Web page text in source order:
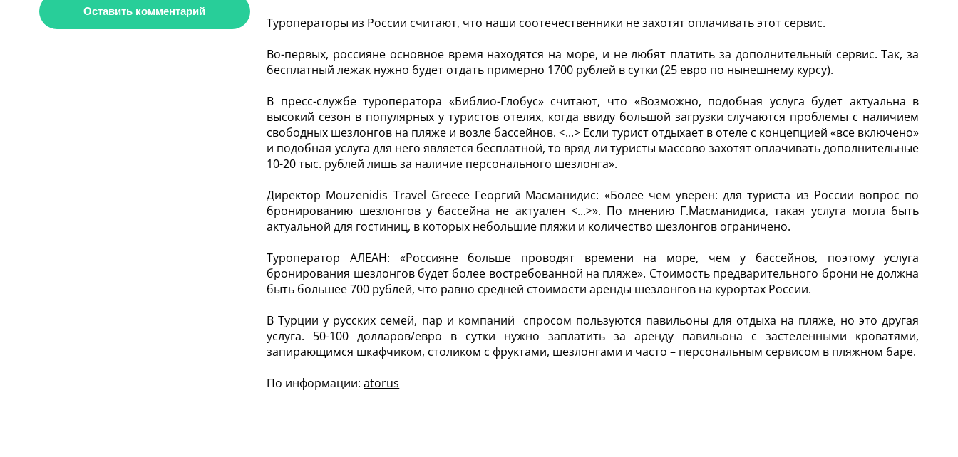
Оставить комментарий
Туроператоры из России считают, что наши соотечественники не захотят оплачивать этот сервис.
Во-первых, россияне основное время находятся на море, и не любят платить за дополнительный сервис. Так, за
бесплатный лежак нужно будет отдать примерно 1700 рублей в сутки (25 евро по нынешнему курсу).
В пресс-службе туроператора «Библио-Глобус» считают, что «Возможно, подобная услуга будет актуальна в
высокий сезон в популярных у туристов отелях, когда ввиду большой загрузки случаются проблемы с наличием
свободных шезлонгов на пляже и возле бассейнов. <...> Если турист отдыхает в отеле с концепцией «все включено»
и подобная услуга для него является бесплатной, то вряд ли туристы массово захотят оплачивать дополнительные
10-20 тыс. рублей лишь за наличие персонального шезлонга».
Директор Mouzenidis Travel Greece Георгий Масманидис: «Более чем уверен: для туриста из России вопрос по
бронированию шезлонгов у бассейна не актуален <...>». По мнению Г.Масманидиса, такая услуга могла быть
актуальной для гостиниц, в которых небольшие пляжи и количество шезлонгов ограничено.
Туроператор АЛЕАН: «Россияне больше проводят времени на море, чем у бассейнов, поэтому услуга
бронирования шезлонгов будет более востребованной на пляже». Стоимость предварительного брони не должна
быть большее 700 рублей, что равно средней стоимости аренды шезлонгов на курортах России.
В Турции у русских семей, пар и компаний спросом пользуются павильоны для отдыха на пляже, но это другая
услуга. 50-100 долларов/евро в сутки нужно заплатить за аренду павильона с застеленными кроватями,
запирающимся шкафчиком, столиком c фруктами, шезлонгами и часто – персональным сервисом в пляжном баре.
По информации:atorus